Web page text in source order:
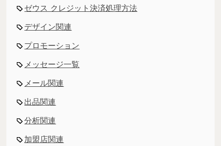
ゼウス クレジット決済処理方法
デザイン関連
プロモーション
メッセージ一覧
メール関連
出品関連
分析関連
加盟店関連